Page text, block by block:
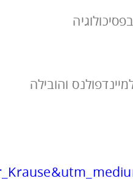
והובילה